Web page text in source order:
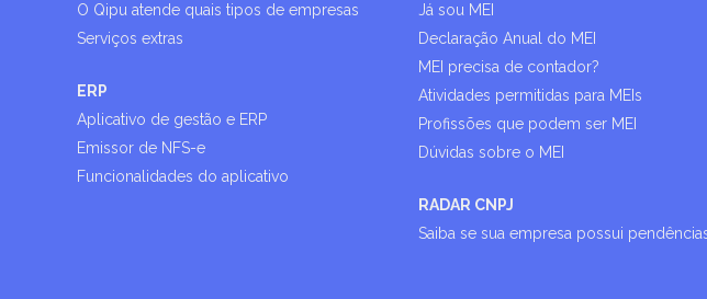
O Qipu atende quais tipos de empresas
Serviços extras
ERP
Aplicativo de gestão e ERP
Emissor de NFS-e
Funcionalidades do aplicativo
Já sou MEI
Declaração Anual do MEI
MEI precisa de contador?
Atividades permitidas para MEIs
Profissões que podem ser MEI
Dúvidas sobre o MEI
RADAR CNPJ
Saiba se sua empresa possui